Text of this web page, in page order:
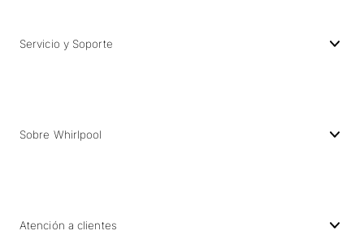
Servicio y Soporte
Sobre Whirlpool
Atención a clientes